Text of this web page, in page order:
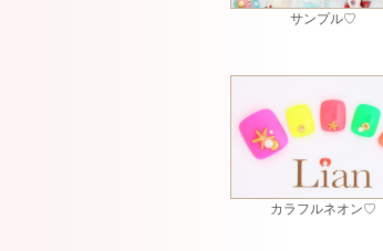
サンプル♡
カラフルネオン♡